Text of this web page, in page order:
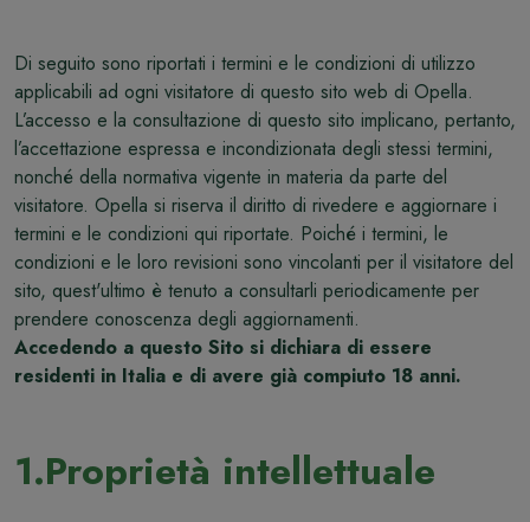
Di seguito sono riportati i termini e le condizioni di utilizzo
applicabili ad ogni visitatore di questo sito web di Opella.
L’accesso e la consultazione di questo sito implicano, pertanto,
l’accettazione espressa e incondizionata degli stessi termini,
nonché della normativa vigente in materia da parte del
visitatore. Opella si riserva il diritto di rivedere e aggiornare i
termini e le condizioni qui riportate. Poiché i termini, le
condizioni e le loro revisioni sono vincolanti per il visitatore del
sito, quest'ultimo è tenuto a consultarli periodicamente per
prendere conoscenza degli aggiornamenti.
Accedendo a questo Sito si dichiara di essere
residenti in Italia e di avere già compiuto 18 anni.
1.Proprietà intellettuale